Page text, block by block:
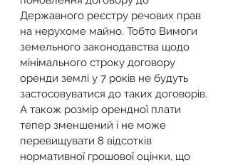
Державного реєстру речових прав
на нерухоме майно. Тобто Вимоги
земельного законодавства щодо
мінімального строку договору
оренди землі у 7 років не будуть
застосовуватися до таких договорів.
А також розмір орендної плати
тепер зменшений і не може
перевищувати 8 відсотків
нормативної грошової оцінки, що